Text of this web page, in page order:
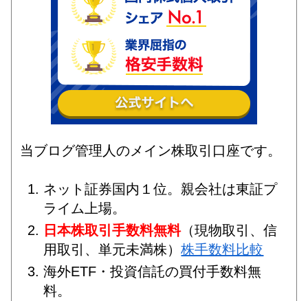
当ブログ管理人のメイン株取引口座です。
ネット証券国内１位。親会社は東証プ
ライム上場。
日本株取引手数料無料（現物取引、信
用取引、単元未満株）株手数料比較
海外ETF・投資信託の買付手数料無
料。